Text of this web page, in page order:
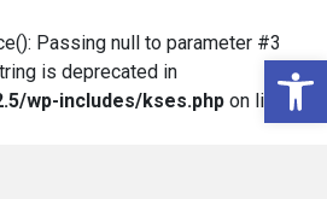
Passing null to parameter #3
is deprecated in
wp-includes/kses.php on line